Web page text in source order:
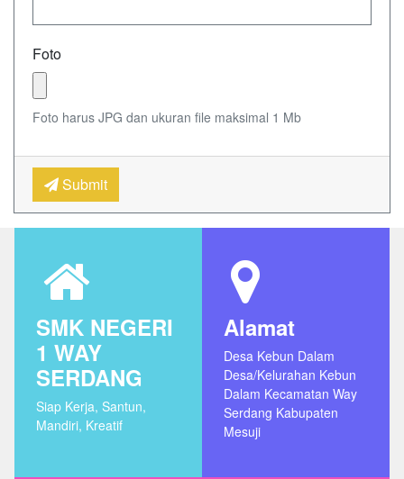
Foto
Foto harus JPG dan ukuran file maksimal 1 Mb
Submit
SMK NEGERI
1 WAY
SERDANG
Siap Kerja, Santun,
Mandiri, Kreatif
Alamat
Desa Kebun Dalam
Desa/Kelurahan Kebun
Dalam Kecamatan Way
Serdang Kabupaten
Mesuji